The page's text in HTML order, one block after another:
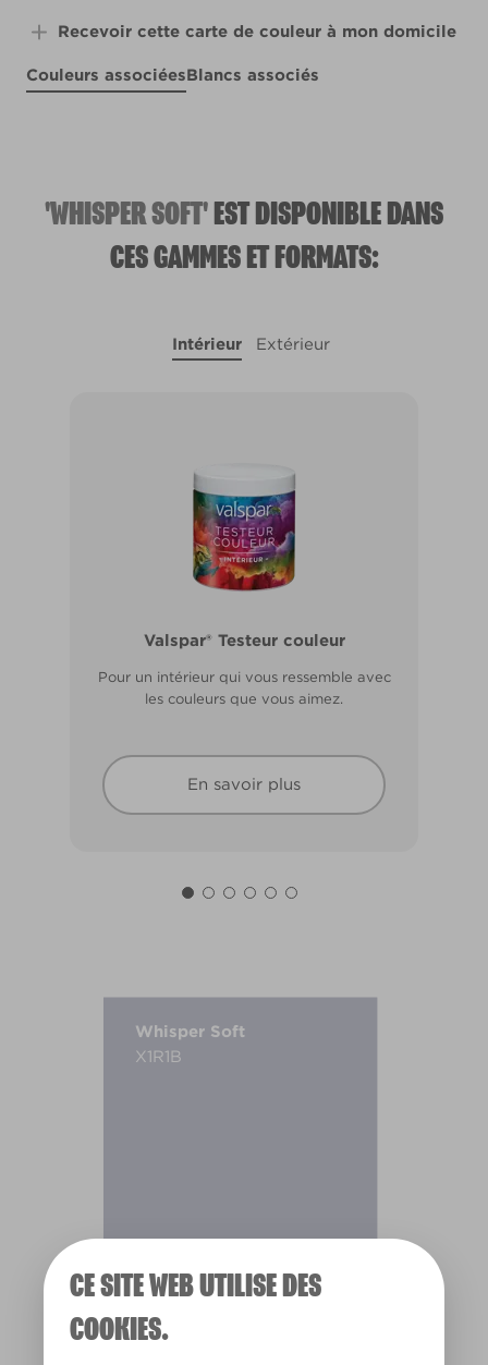
CE SITE WEB UTILISE DES
COOKIES.
Recevoir cette carte de couleur à mon domicile
Couleurs associéesBlancs associés
'WHISPER SOFT' EST DISPONIBLE DANS
CES GAMMES ET FORMATS:
Intérieur Extérieur
Valspar® Testeur couleur
Pour un intérieur qui vous ressemble avec
les couleurs que vous aimez.
En savoir plus
Valspar® Pro Extérieur Boiseries et
Résiste aux fissures et à l’écaillage. Résiste
Whisper Soft
X1R1B